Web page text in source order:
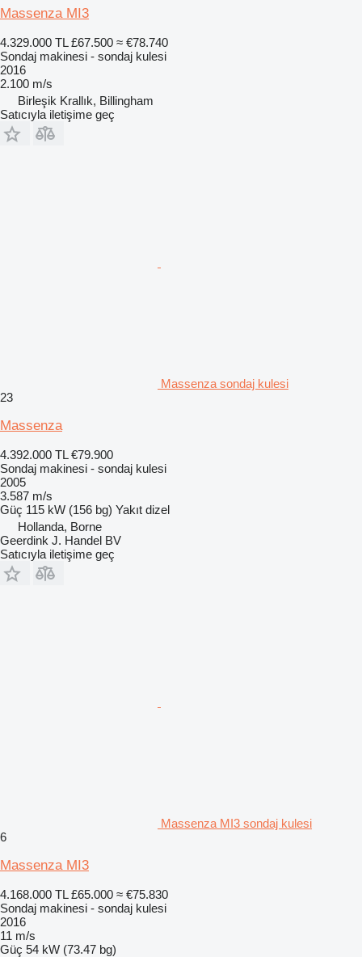
Massenza MI3
4.329.000 TL £67.500 ≈ €78.740
Sondaj makinesi - sondaj kulesi
2016
2.100 m/s
Birleşik Krallık, Billingham
Satıcıyla iletişime geç
Massenza sondaj kulesi
23
Massenza
4.392.000 TL €79.900
Sondaj makinesi - sondaj kulesi
2005
3.587 m/s
Güç 115 kW (156 bg) Yakıt dizel
Hollanda, Borne
Geerdink J. Handel BV
Satıcıyla iletişime geç
Massenza MI3 sondaj kulesi
6
Massenza MI3
4.168.000 TL £65.000 ≈ €75.830
Sondaj makinesi - sondaj kulesi
2016
11 m/s
Güç 54 kW (73.47 bg)